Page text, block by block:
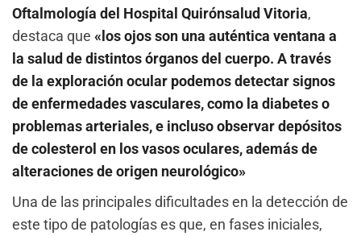
Oftalmología del Hospital Quirónsalud Vitoria,
destaca que «los ojos son una auténtica ventana a
la salud de distintos órganos del cuerpo. A través
de la exploración ocular podemos detectar signos
de enfermedades vasculares, como la diabetes o
problemas arteriales, e incluso observar depósitos
de colesterol en los vasos oculares, además de
alteraciones de origen neurológico»
Una de las principales dificultades en la detección de
este tipo de patologías es que, en fases iniciales,